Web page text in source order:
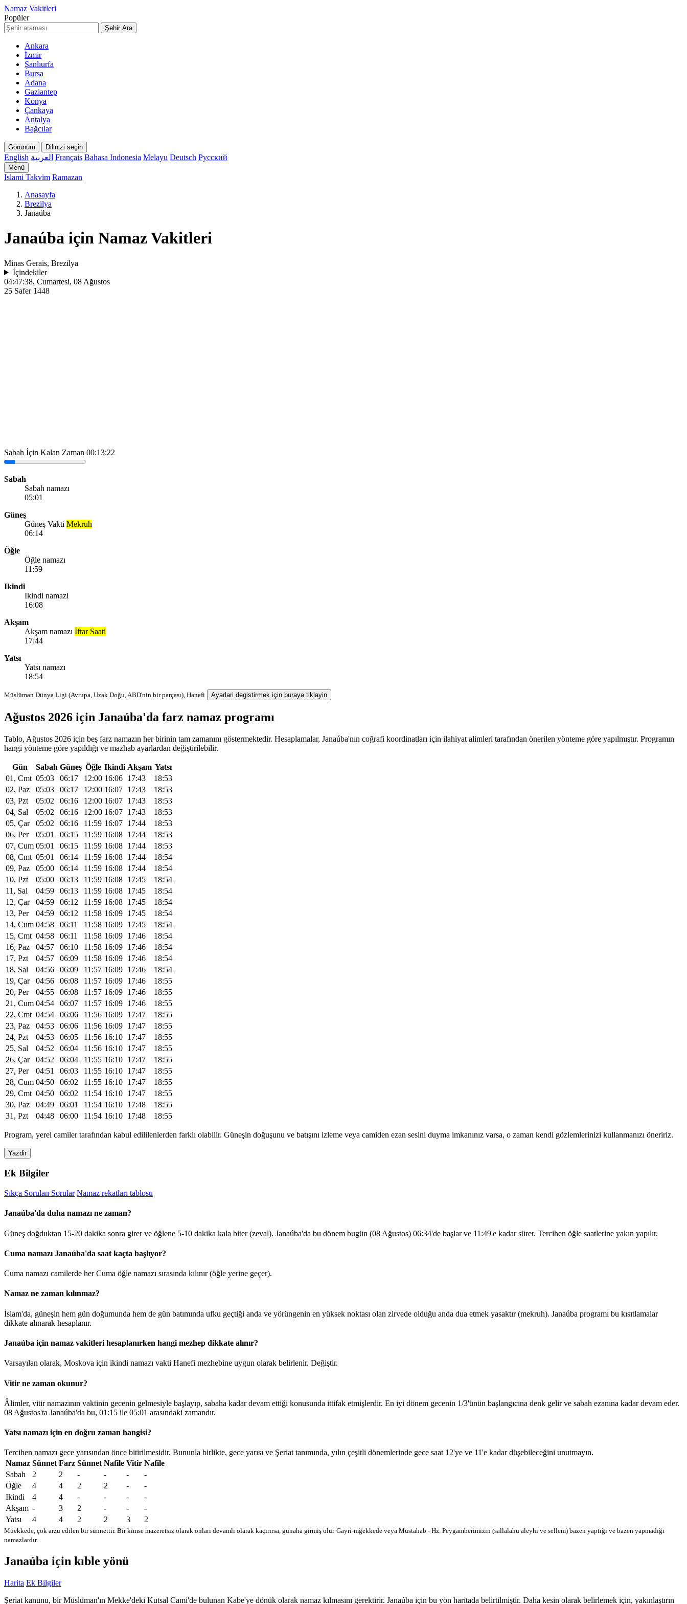
Namaz Vakitleri
Popüler
Şehir Ara
Ankara
İzmir
Şanlıurfa
Bursa
Adana
Gaziantep
Konya
Çankaya
Antalya
Bağcılar
Görünüm Dilinizi seçin
English العربية Français Bahasa Indonesia Melayu Deutsch Русский
Menü
Islami Takvim Ramazan
Anasayfa
Brezilya
Janaúba
Janaúba için Namaz Vakitleri
Minas Gerais, Brezilya
İçindekiler
04:47:38, Cumartesi, 08 Ağustos
25 Safer 1448
Sabah İçin Kalan Zaman 00:13:22
Sabah
Sabah namazı
05:01
Güneş
Güneş Vakti Mekruh
06:14
Öğle
Öğle namazı
11:59
Ikindi
Ikindi namazi
16:08
Akşam
Akşam namazı İftar Saati
17:44
Yatsı
Yatsı namazı
18:54
Müslüman Dünya Ligi (Avrupa, Uzak Doğu, ABD'nin bir parçası), Hanefi Ayarlari degistirmek için buraya tiklayin
Ağustos 2026 için Janaúba'da farz namaz programı
Tablo, Ağustos 2026 için beş farz namazın her birinin tam zamanını göstermektedir. Hesaplamalar, Janaúba'nın coğrafi koordinatları için ilahiyat alimleri tarafından önerilen yönteme göre yapılmıştır. Programın
hangi yönteme göre yapıldığı ve mazhab ayarlardan değiştirilebilir.
Gün Sabah Güneş Öğle Ikindi Akşam Yatsı
01, Cmt 05:03 06:17 12:00 16:06 17:43
18:53
02, Paz
05:03 06:17 12:00 16:07 17:43
18:53
03, Pzt
05:02 06:16 12:00 16:07 17:43
18:53
04, Sal
05:02 06:16 12:00 16:07 17:43
18:53
05, Çar
05:02 06:16 11:59 16:07 17:44
18:53
06, Per
05:01 06:15 11:59 16:08 17:44
18:53
07, Cum 05:01 06:15 11:59 16:08 17:44
18:53
08, Cmt 05:01 06:14 11:59 16:08 17:44
18:54
09, Paz
05:00 06:14 11:59 16:08 17:44
18:54
10, Pzt
05:00 06:13 11:59 16:08 17:45
18:54
11, Sal
04:59 06:13 11:59 16:08 17:45
18:54
12, Çar
04:59 06:12 11:59 16:08 17:45
18:54
13, Per
04:59 06:12 11:58 16:09 17:45
18:54
14, Cum 04:58 06:11 11:58 16:09 17:45
18:54
15, Cmt 04:58 06:11 11:58 16:09 17:46
18:54
16, Paz
04:57 06:10 11:58 16:09 17:46
18:54
17, Pzt
04:57 06:09 11:58 16:09 17:46
18:54
18, Sal
04:56 06:09 11:57 16:09 17:46
18:54
19, Çar
04:56 06:08 11:57 16:09 17:46
18:55
20, Per
04:55 06:08 11:57 16:09 17:46
18:55
21, Cum 04:54 06:07 11:57 16:09 17:46
18:55
22, Cmt 04:54 06:06 11:56 16:09 17:47
18:55
23, Paz
04:53 06:06 11:56 16:09 17:47
18:55
24, Pzt
04:53 06:05 11:56 16:10 17:47
18:55
25, Sal
04:52 06:04 11:56 16:10 17:47
18:55
26, Çar
04:52 06:04 11:55 16:10 17:47
18:55
27, Per
04:51 06:03 11:55 16:10 17:47
18:55
28, Cum 04:50 06:02 11:55 16:10 17:47
18:55
29, Cmt 04:50 06:02 11:54 16:10 17:47
18:55
30, Paz
04:49 06:01 11:54 16:10 17:48
18:55
31, Pzt
04:48 06:00 11:54 16:10 17:48 18:55
Program, yerel camiler tarafından kabul edililenlerden farklı olabilir. Güneşin doğuşunu ve batışını izleme veya camiden ezan sesini duyma imkanınız varsa, o zaman kendi gözlemlerinizi kullanmanızı öneririz.
Yazdir
Ek Bilgiler
Sıkça Sorulan Sorular Namaz rekatları tablosu
Janaúba'da duha namazı ne zaman?
Güneş doğduktan 15-20 dakika sonra girer ve öğlene 5-10 dakika kala biter (zeval). Janaúba'da bu dönem bugün (08 Ağustos) 06:34'de başlar ve 11:49'e kadar sürer. Tercihen öğle saatlerine yakın yapılır.
Cuma namazı Janaúba'da saat kaçta başlıyor?
Cuma namazı camilerde her Cuma öğle namazı sırasında kılınır (öğle yerine geçer).
Namaz ne zaman kılınmaz?
İslam'da, güneşin hem gün doğumunda hem de gün batımında ufku geçtiği anda ve yörüngenin en yüksek noktası olan zirvede olduğu anda dua etmek yasaktır (mekruh). Janaúba programı bu kısıtlamalar
dikkate alınarak hesaplanır.
Janaúba için namaz vakitleri hesaplanırken hangi mezhep dikkate alınır?
Varsayılan olarak, Moskova için ikindi namazı vakti Hanefi mezhebine uygun olarak belirlenir. Değiştir.
Vitir ne zaman okunur?
Âlimler, vitir namazının vaktinin gecenin gelmesiyle başlayıp, sabaha kadar devam ettiği konusunda ittifak etmişlerdir. En iyi dönem gecenin 1/3'ünün başlangıcına denk gelir ve sabah ezanına kadar devam eder.
08 Ağustos'ta Janaúba'da bu, 01:15 ile 05:01 arasındaki zamandır.
Yatsı namazı için en doğru zaman hangisi?
Tercihen namazı gece yarısından önce bitirilmesidir. Bununla birlikte, gece yarısı ve Şeriat tanımında, yılın çeşitli dönemlerinde gece saat 12'ye ve 11'e kadar düşebileceğini unutmayın.
Namaz Sünnet Farz Sünnet Nafile Vitir Nafile
Sabah
2 2 - - -
-
Öğle
4 4 2 2 -
-
Ikindi
4 4 - - -
-
Akşam - 3 2 - -
-
Yatsı
4 4 2 2 3 2
Müekkede, çok arzu edilen bir sünnettir. Bir kimse mazeretsiz olarak onları devamlı olarak kaçırırsa, günaha girmiş olur Gayri-mğekkede veya Mustahab - Hz. Peygamberimizin (sallalahu aleyhi ve sellem) bazen yaptığı ve bazen yapmadığı
namazlardır.
Janaúba için kıble yönü
Harita Ek Bilgiler
Şeriat kanunu, bir Müslüman'ın Mekke'deki Kutsal Cami'de bulunan Kabe'ye dönük olarak namaz kılmasını gerektirir. Janaúba için bu yön haritada belirtilmiştir. Daha kesin olarak belirlemek için, yakınlaştırın